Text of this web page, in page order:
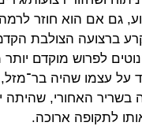
גם אם הוא חוזר
ברצועה הצולבת
לפרוש מוקדם
על עצמו שהיה
בשריר האחורי, שהיתה
לתקופה ארוכה.